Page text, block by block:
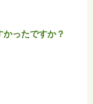
ったですか？